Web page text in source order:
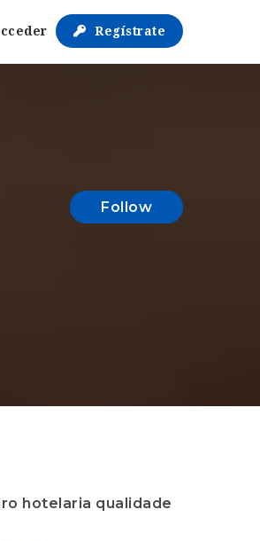
Regístrate
Follow
hotelaria qualidade